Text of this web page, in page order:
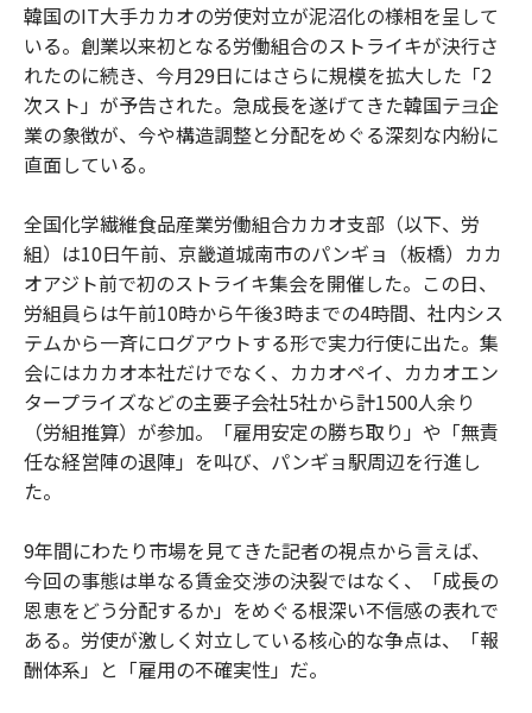
韓国のIT大手カカオの労使対立が泥沼化の様相を呈して
いる。創業以来初となる労働組合のストライキが決行さ
れたのに続き、今月29日にはさらに規模を拡大した「2
次スト」が予告された。急成長を遂げてきた韓国テ크企
業の象徴が、今や構造調整と分配をめぐる深刻な内紛に
直面している。
全国化学繊維食品産業労働組合カカオ支部（以下、労
組）は10日午前、京畿道城南市のパンギョ（板橋）カカ
オアジト前で初のストライキ集会を開催した。この日、
労組員らは午前10時から午後3時までの4時間、社内シス
テムから一斉にログアウトする形で実力行使に出た。集
会にはカカオ本社だけでなく、カカオペイ、カカオエン
タープライズなどの主要子会社5社から計1500人余り
（労組推算）が参加。「雇用安定の勝ち取り」や「無責
任な経営陣の退陣」を叫び、パンギョ駅周辺を行進し
た。
9年間にわたり市場を見てきた記者の視点から言えば、
今回の事態は単なる賃金交渉の決裂ではなく、「成長の
恩恵をどう分配するか」をめぐる根深い不信感の表れで
ある。労使が激しく対立している核心的な争点は、「報
酬体系」と「雇用の不確実性」だ。